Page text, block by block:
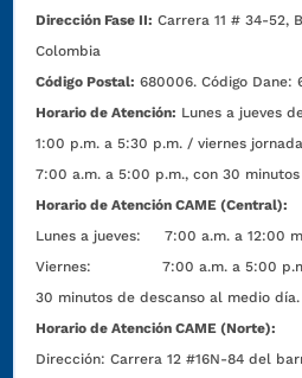
Dirección Fase II: Carrera 11 # 34-52,
Colombia
Código Postal: 680006. Código Dane:
Horario de Atención: Lunes a jueves
1:00 p.m. a 5:30 p.m. / viernes
7:00 a.m. a 5:00 p.m., con 30
Horario de Atención CAME (Central):
Lunes a jueves: 7:00 a.m. a 12:00
Viernes: 7:00 a.m. a 5:00 p.m.
30 minutos de descanso al medio día.
Horario de Atención CAME (Norte):
Dirección:Carrera 12 #16N-84 del